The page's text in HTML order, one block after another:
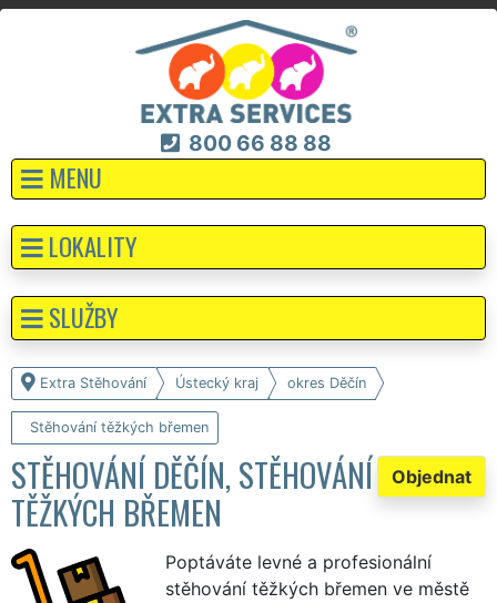
800 66 88 88
MENU
Extra Stěhování Ústecký kraj okres Děčín
Stěhování těžkých břemen
Objednat
STĚHOVÁNÍ DĚČÍN, STĚHOVÁNÍ
TĚŽKÝCH BŘEMEN
Poptáváte levné a profesionální
stěhování těžkých břemen ve městě
LOKALITY
SLUŽBY